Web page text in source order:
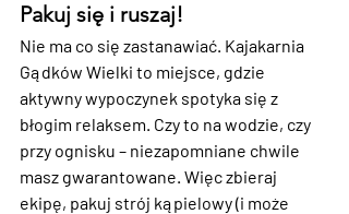
Pakuj się i ruszaj!
Nie ma co się zastanawiać. Kajakarnia
Gądków Wielki to miejsce, gdzie
aktywny wypoczynek spotyka się z
błogim relaksem. Czy to na wodzie, czy
przy ognisku – niezapomniane chwile
masz gwarantowane. Więc zbieraj
ekipę, pakuj strój kąpielowy (i może